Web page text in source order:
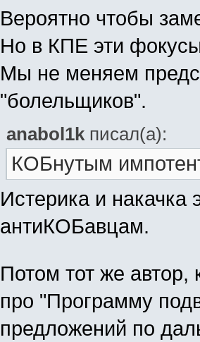
Вероятно чтобы
Но в КПЕ эти
Мы не меняем
"болельщиков".
anabol1kписал(а):
КОБнутым
Истерика и накачка
антиКОБавцам.
Потом тот же автор,
про "Программу
предложений по